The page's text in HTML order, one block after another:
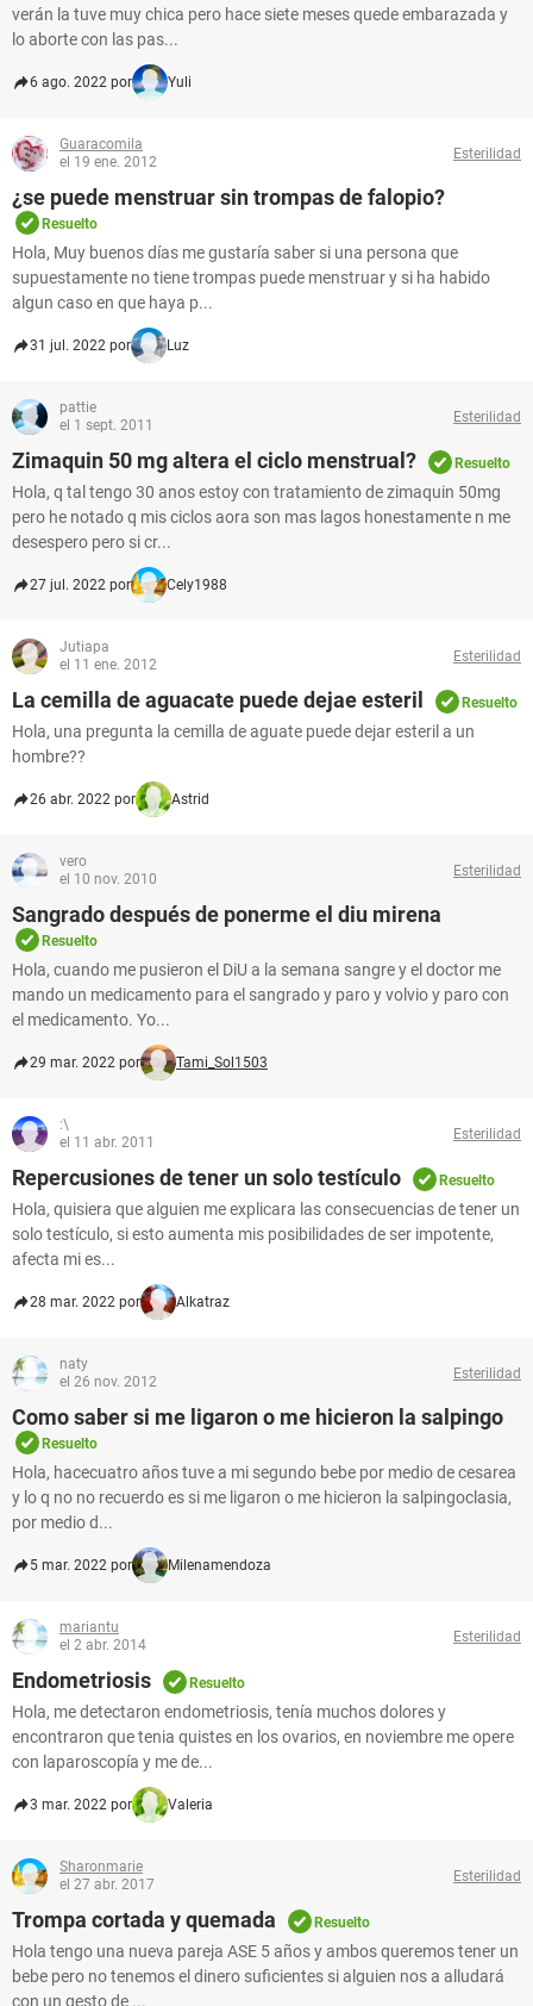
verán la tuve muy chica pero hace siete meses quede embarazada y
lo aborte con las pas...
6 ago. 2022 por Yuli
Guaracomila
el 19 ene. 2012
Esterilidad
¿se puede menstruar sin trompas de falopio?
Resuelto
Hola, Muy buenos días me gustaría saber si una persona que
supuestamente no tiene trompas puede menstruar y si ha habido
algun caso en que haya p...
31 jul. 2022 por Luz
pattie
el 1 sept. 2011
Esterilidad
Zimaquin 50 mg altera el ciclo menstrual? Resuelto
Hola, q tal tengo 30 anos estoy con tratamiento de zimaquin 50mg
pero he notado q mis ciclos aora son mas lagos honestamente n me
desespero pero si cr...
27 jul. 2022 por Cely1988
Jutiapa
el 11 ene. 2012
Esterilidad
La cemilla de aguacate puede dejae esteril Resuelto
Hola, una pregunta la cemilla de aguate puede dejar esteril a un
hombre??
26 abr. 2022 por Astrid
vero
el 10 nov. 2010
Esterilidad
Sangrado después de ponerme el diu mirena
Resuelto
Hola, cuando me pusieron el DiU a la semana sangre y el doctor me
mando un medicamento para el sangrado y paro y volvio y paro con
el medicamento. Yo...
29 mar. 2022 por Tami_Sol1503
:\
el 11 abr. 2011
Esterilidad
Repercusiones de tener un solo testículo Resuelto
Hola, quisiera que alguien me explicara las consecuencias de tener un
solo testículo, si esto aumenta mis posibilidades de ser impotente,
afecta mi es...
28 mar. 2022 por Alkatraz
naty
el 26 nov. 2012
Esterilidad
Como saber si me ligaron o me hicieron la salpingo
Resuelto
Hola, hacecuatro años tuve a mi segundo bebe por medio de cesarea
y lo q no no recuerdo es si me ligaron o me hicieron la salpingoclasia,
por medio d...
5 mar. 2022 por Milenamendoza
mariantu
el 2 abr. 2014
Esterilidad
Endometriosis Resuelto
Hola, me detectaron endometriosis, tenía muchos dolores y
encontraron que tenia quistes en los ovarios, en noviembre me opere
con laparoscopía y me de...
3 mar. 2022 por Valeria
Sharonmarie
el 27 abr. 2017
Esterilidad
Trompa cortada y quemada Resuelto
Hola tengo una nueva pareja ASE 5 años y ambos queremos tener un
bebe pero no tenemos el dinero suficientes si alguien nos a alludará
con un gesto de ...